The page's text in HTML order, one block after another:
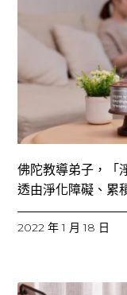
佛陀教導弟子，「
透由淨化障礙、累
2022 年 1 月 18 日